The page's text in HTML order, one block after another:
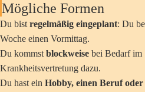
Mögliche Formen
Du bist regelmäßig eingeplant: Du
Woche einen Vormittag.
Du kommst blockweise bei Bedarf im
Krankheitsvertretung dazu.
Du hast ein Hobby, einen Beruf